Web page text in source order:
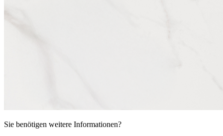
Sie benötigen weitere Informationen?